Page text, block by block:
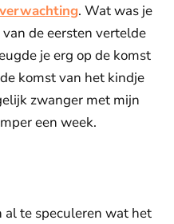
verwachting. Wat was je
de eersten vertelde
je erg op de komst
komst van het kindje
zwanger met mijn
een week.
al te speculeren wat het